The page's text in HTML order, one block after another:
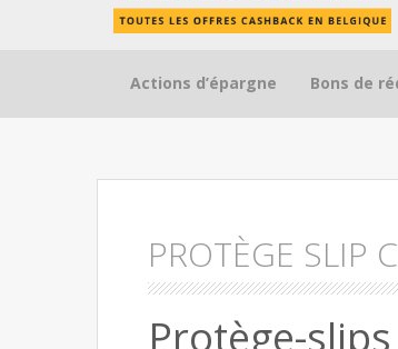
Skip to content
Actions d’épargne Bons de
PROTÈGE SLIP
Protège-